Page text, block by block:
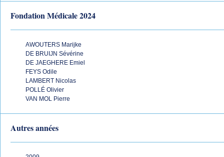
Fondation Médicale 2024
AWOUTERS Marijke
DE BRUIJN Sévérine
DE JAEGHERE Emiel
FEYS Odile
LAMBERT Nicolas
POLLÉ Olivier
VAN MOL Pierre
Autres années